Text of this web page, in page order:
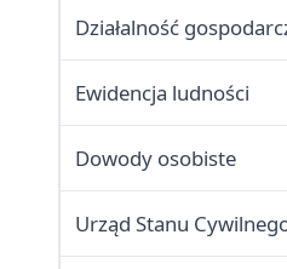
Działalność
Ewidencja ludności
Dowody osobiste
Urząd Stanu